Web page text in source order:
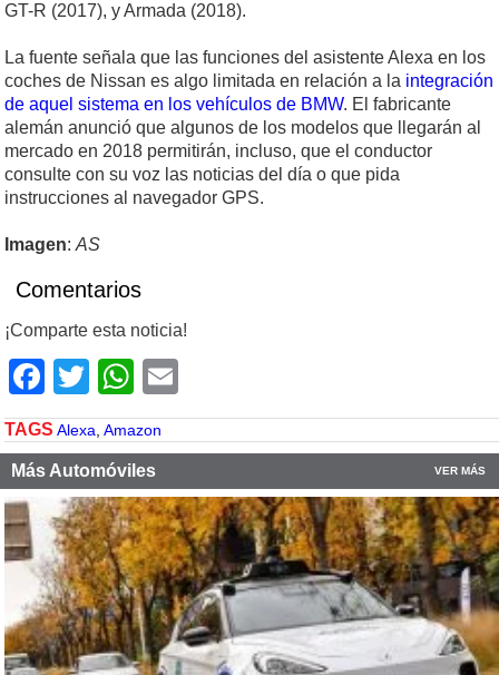
GT-R (2017), y Armada (2018).
La fuente señala que las funciones del asistente Alexa en los
coches de Nissan es algo limitada en relación a la integración
de aquel sistema en los vehículos de BMW. El fabricante
alemán anunció que algunos de los modelos que llegarán al
mercado en 2018 permitirán, incluso, que el conductor
consulte con su voz las noticias del día o que pida
instrucciones al navegador GPS.
Imagen: AS
Comentarios
¡Comparte esta noticia!
Facebook
TwitterWhatsApp
TAGS Alexa, Amazon
Más Automóviles VER MÁS